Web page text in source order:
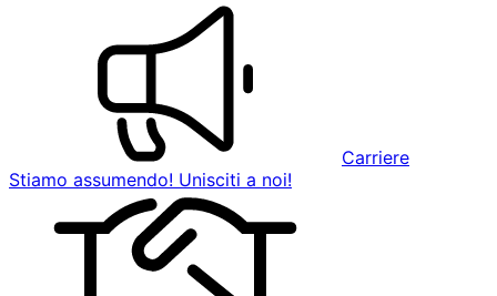
Carriere
Stiamo assumendo! Unisciti a noi!